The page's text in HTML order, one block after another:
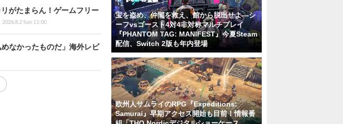
がたまらん！ゲームフリー
2026.8.2 Sun 11:00
なかったものだ」海外レビ
宝を盗め、仲間を救え、館から脱出せよ―シ
ーフvsゴースト4対4非対称マルチプレイ
『PHANTOM TAG: MANIFEST』今夏Steam
配信、Switch 2版も年内登場
欧州人サムライのRPG『Expeditions:
Samurai』早期アクセス開始も目前！情報番